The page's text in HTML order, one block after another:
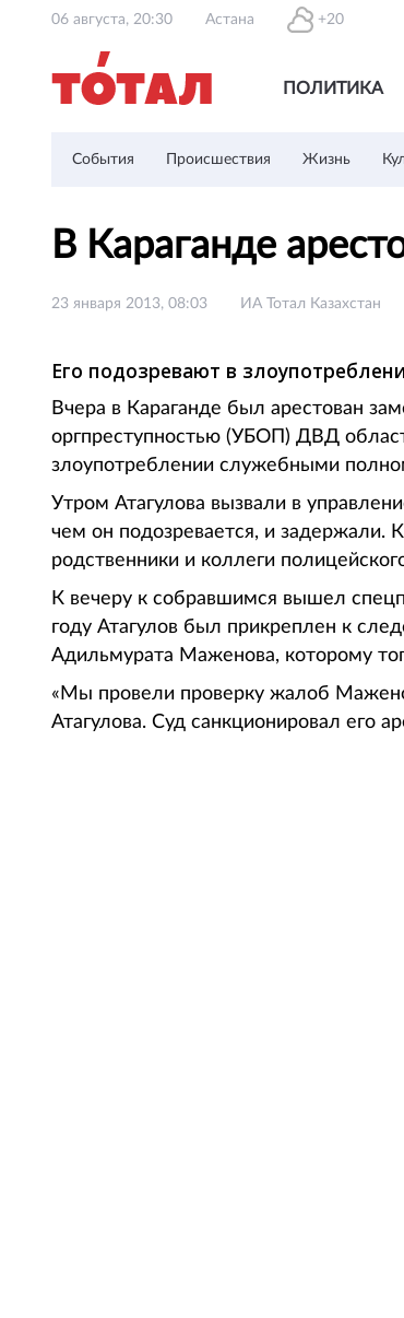
06 августа, 20:30 Астана +20
ПОЛИТИКА
События Происшествия Жизнь
В Караганде
23 января 2013, 08:03 ИА Тотал Казахстан
Его подозревают в
Вчера в Караганде был арестован
оргпреступностью (УБОП) ДВД
злоупотреблении служебными
Утром Атагулова вызвали в
чем он подозревается, и задержали.
родственники и коллеги
К вечеру к собравшимся вышел
году Атагулов был прикреплен к
Адильмурата Маженова, которому
«Мы провели проверку жалоб
Атагулова. Суд санкционировал его